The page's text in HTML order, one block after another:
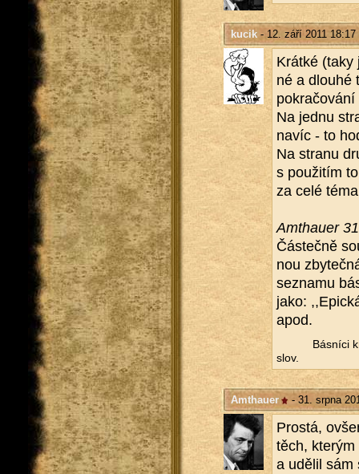
kucik- 12. září 2011 18:17
Krát­ké
né a dlou­hé
Na jednu
navíc - to
Na stra­nu
s po­u­ži­tím
za celé
Am­thauer
Čás­teč­ně
nou
se­zna­mu
jako:
apod.
Bás­ní­ci
slov.
Amthauer - 31. srpna
Pros­tá,
těch,
a udě­lil sám